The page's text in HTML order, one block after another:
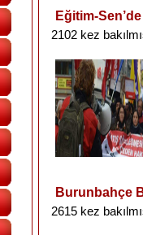
Eğitim-
2102 kez
Burunbahçe
2615 kez